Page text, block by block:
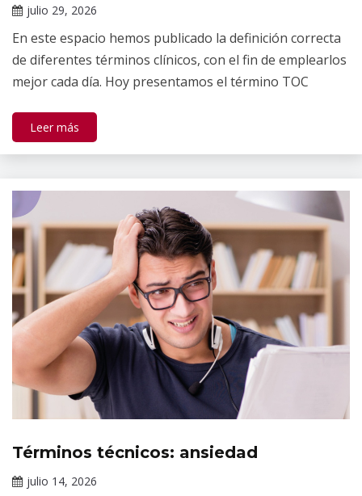
salud
mental
julio 29, 2026
Gallardo
En este espacio hemos publicado la definición correcta
de diferentes términos clínicos, con el fin de emplearlos
mejor cada día. Hoy presentamos el término TOC
Leer más
Tópicos
salud
Términos técnicos: ansiedad
julio 14, 2026